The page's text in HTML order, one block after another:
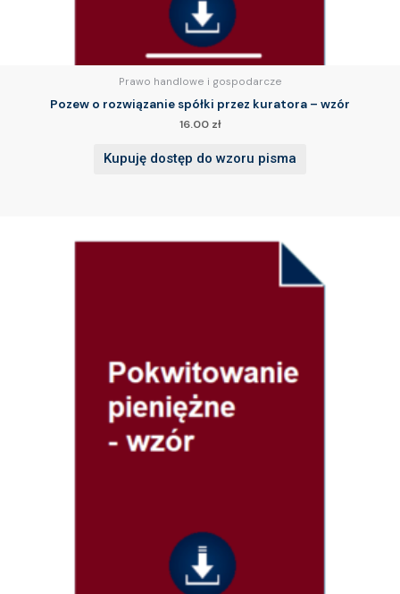
Prawo handlowe i gospodarcze
Pozew o rozwiązanie spółki przez kuratora – wzór
16.00 zł
Kupuję dostęp do wzoru pisma